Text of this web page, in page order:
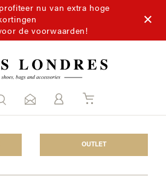
nu van extra hoge
de voorwaarden!
OUTLET